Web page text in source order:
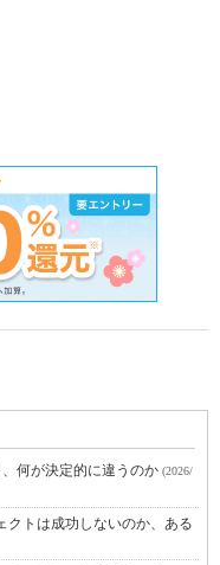
何が決定的に違うのか (2026/
クトは成功しないのか、ある